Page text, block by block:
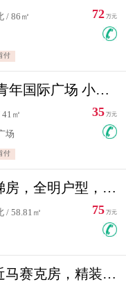
/ 86㎡
付
72 万元
超低首付 富豪青年国际广场 小高层住宅急售
㎡
场
付
35 万元
塔山明珠，电梯房，全明户型，视野好，毛坯房，看房有钥匙
/ 58.81㎡
75 万元
文化路市场附近马赛克房，精装修三居室，南北通透，实用面积大